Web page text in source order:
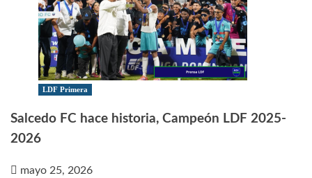
LDF Primera
Salcedo FC hace historia, Campeón LDF 2025-
2026
mayo 25, 2026